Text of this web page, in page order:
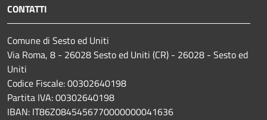
CONTATTI
Comune di Sesto ed Uniti
Via Roma, 8 - 26028 Sesto ed Uniti (CR) - 26028 - Sesto ed
Uniti
Codice Fiscale: 00302640198
Partita IVA: 00302640198
IBAN: IT86Z0845456770000000041636